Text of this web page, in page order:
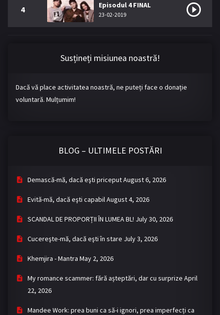
4 Episodul 4 FINAL
23-02-2019
Susțineți misiunea noastră!
Dacă vă place activitatea noastră, ne puteți face o donație
voluntară. Mulțumim!
BLOG – ULTIMELE POSTĂRI
Demască-mă, dacă eşti priceputAugust 6, 2026
Evită-mă, dacă eşti capabilAugust 4, 2026
SCANDAL DE PROPORȚII ÎN LUMEA BL! July 30, 2026
Cucereşte-mă, dacă eşti în stare July 3, 2026
Khemjira - Mantra May 2, 2026
My romance scammer: fără așteptări, dar cu surprize April
22, 2026
Mandee Work: prea buni ca să-i ignori, prea imperfecți ca